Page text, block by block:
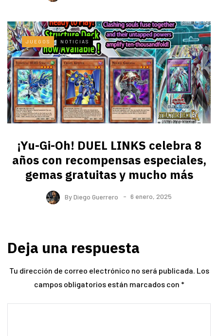
JUEGOS NOTICIAS
¡Yu-Gi-Oh! DUEL LINKS celebra 8
años con recompensas especiales,
gemas gratuitas y mucho más
ByDiego Guerrero 6 enero, 2025
Deja una respuesta
Tu dirección de correo electrónico no será publicada. Los
campos obligatorios están marcados con *